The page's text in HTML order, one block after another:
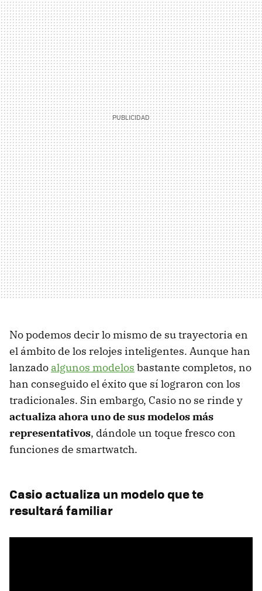
No podemos decir lo mismo de su trayectoria en
el ámbito de los relojes inteligentes. Aunque han
lanzado algunos modelos bastante completos, no
han conseguido el éxito que sí lograron con los
tradicionales. Sin embargo, Casio no se rinde y
actualiza ahora uno de sus modelos más
representativos, dándole un toque fresco con
funciones de smartwatch.
Casio actualiza un modelo que te
resultará familiar